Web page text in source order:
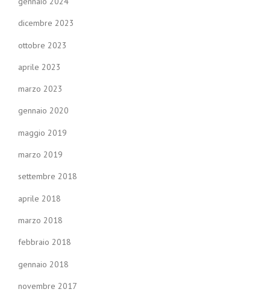
dicembre 2023
ottobre 2023
aprile 2023
marzo 2023
gennaio 2020
maggio 2019
marzo 2019
settembre 2018
aprile 2018
marzo 2018
febbraio 2018
gennaio 2018
novembre 2017